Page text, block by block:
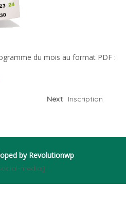
du mois au format PDF :
Next Inscription
byRevolutionwp
media]